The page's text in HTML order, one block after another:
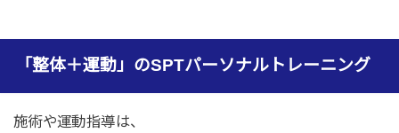
「整体＋運動」のSPTパーソナルトレーニング
施術や運動指導は、